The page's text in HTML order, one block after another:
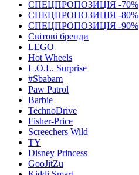
СПЕЦПРОПОЗИЦІЯ -70%
СПЕЦПРОПОЗИЦІЯ -80%
СПЕЦПРОПОЗИЦІЯ -90%
Світові бренди
LEGO
Hot Wheels
L.O.L. Surprise
#Sbabam
Paw Patrol
Barbie
TechnoDrive
Fisher-Price
Screechers Wild
TY
Disney Princess
GooJitZu